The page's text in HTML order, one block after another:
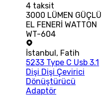
4 taksit
3000 LÜMEN GÜÇLÜ
EL FENERİ WATTON
WT-604
İstanbul, Fatih
5233 Type C Usb 3.1
Dişi Dişi Çevirici
Dönüştürücü
Adaptör